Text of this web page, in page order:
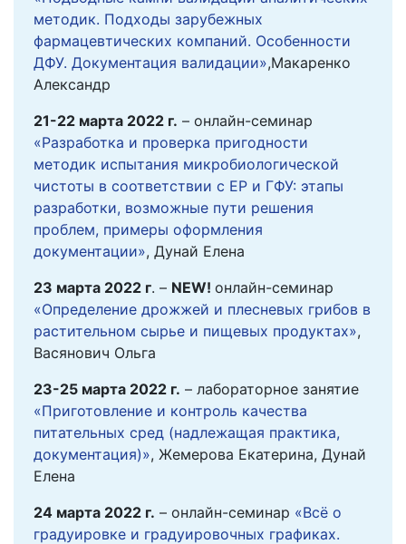
методик. Подходы зарубежных
фармацевтических компаний. Особенности
ДФУ. Документация валидации»,Макаренко
Александр
21-22 марта 2022 г. – онлайн-семинар
«Разработка и проверка пригодности
методик испытания микробиологической
чистоты в соответствии с ЕР и ГФУ: этапы
разработки, возможные пути решения
проблем, примеры оформления
документации», Дунай Елена
23 марта 2022 г. – NEW! онлайн-семинар
«Определение дрожжей и плесневых грибов в
растительном сырье и пищевых продуктах»,
Васянович Ольга
23-25 марта 2022 г. – лабораторное занятие
«Приготовление и контроль качества
питательных сред (надлежащая практика,
документация)», Жемерова Екатерина, Дунай
Елена
24 марта 2022 г. – онлайн-семинар «Всё о
градуировке и градуировочных графиках.